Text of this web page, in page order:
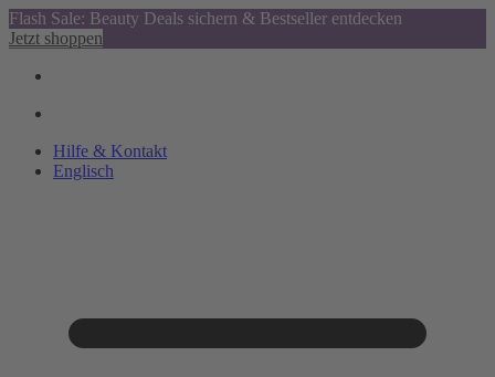
Flash Sale: Beauty Deals sichern & Bestseller entdecken
Jetzt shoppen
Hilfe & Kontakt
Englisch